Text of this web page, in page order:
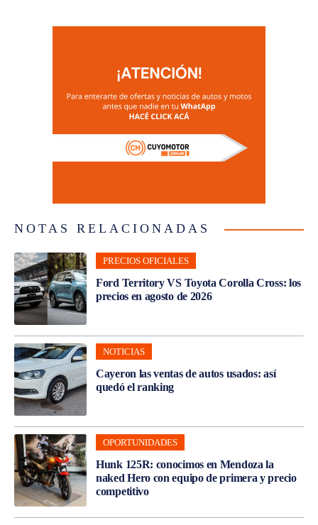
NOTAS RELACIONADAS
PRECIOS OFICIALES
Ford Territory VS Toyota Corolla Cross: los
precios en agosto de 2026
NOTICIAS
Cayeron las ventas de autos usados: así
quedó el ranking
OPORTUNIDADES
Hunk 125R: conocimos en Mendoza la
naked Hero con equipo de primera y precio
competitivo